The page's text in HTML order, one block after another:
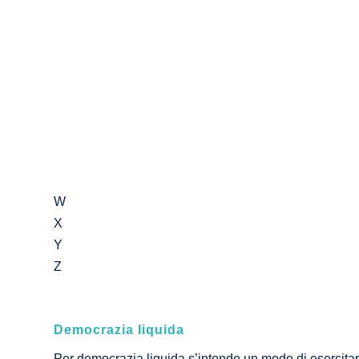
W
X
Y
Z
Democrazia liquida